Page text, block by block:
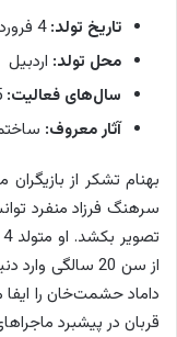
تاریخ تولد:4 فروردین 1355
محل تولد: اردبیل
سال‌های فعالیت:
آثار معروف:
بهنام تشکر از
سرهنگ فرزاد منفرد
از سن 20
داماد حشمت‌خان را
قربان در پیشبرد